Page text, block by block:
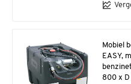
Mobiel
EASY,
800 x